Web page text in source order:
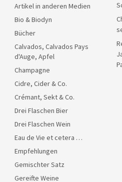
Artikel in anderen Medien
Bio & Biodyn
Bücher
Calvados, Calvados Pays
d'Auge, Apfel
Champagne
Cidre, Cider & Co.
Crémant, Sekt & Co.
Drei Flaschen Bier
Drei Flaschen Wein
Eau de Vie et cetera …
Empfehlungen
Gemischter Satz
Gereifte Weine